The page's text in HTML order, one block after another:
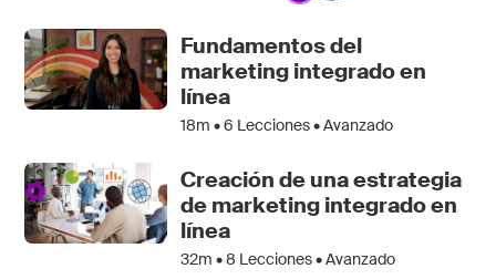
Fundamentos del
marketing integrado en
línea
18m •6 Lecciones • Avanzado
Creación de una estrategia
de marketing integrado en
línea
32m •8 Lecciones • Avanzado